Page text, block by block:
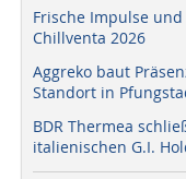
Frische Impulse
Chillventa 2026
Aggreko baut
Standort in
BDR Thermea
italienischen G.I.